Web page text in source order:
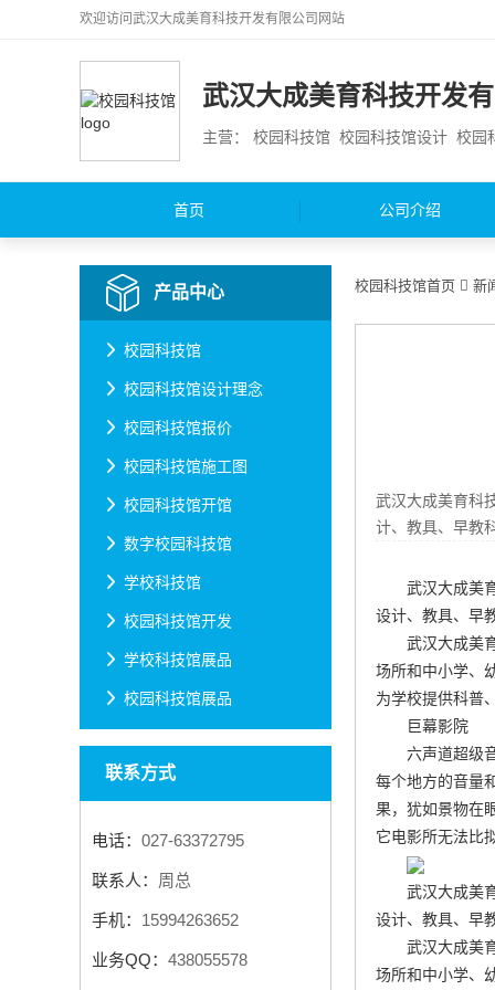
欢迎访问 武汉大成美育科技开发有限公司 网站
武汉大成美育科技开发
主营： 校园科技馆 校园科技馆设计 校园
首页 公司介绍
产品中心
校园科技馆
校园科技馆设计理念
校园科技馆报价
校园科技馆施工图
校园科技馆开馆
数字校园科技馆
学校科技馆
校园科技馆开发
学校科技馆展品
校园科技馆展品
联系方式
电话： 027-63372795
联系人： 周总
手机： 15994263652
业务QQ： 438055578
校园科技馆首页 新
武汉大成美育科
计、教具、早教
武汉大成美
设计、教具、早
武汉大成美
场所和中小学、
为学校提供科普
巨幕影院
六声道超级
每个地方的音量
果，犹如景物在
它电影所无法比
武汉大成美
设计、教具、早
武汉大成美
场所和中小学、